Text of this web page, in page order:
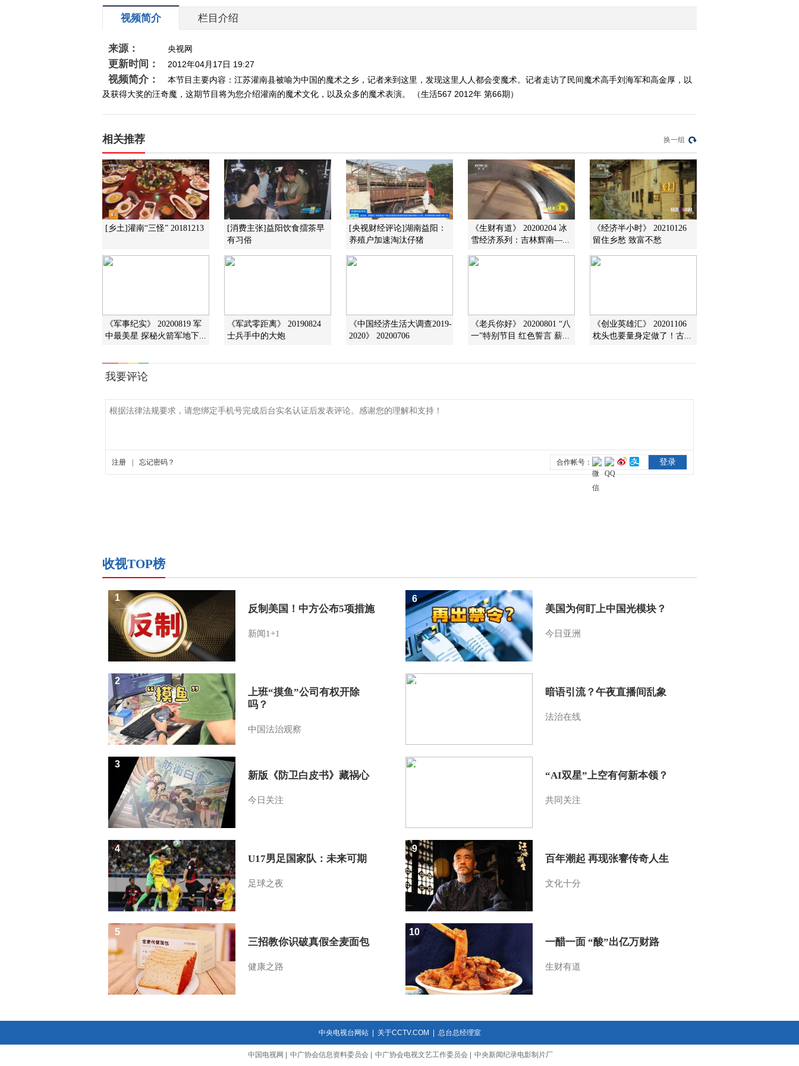
2016-04-05 20:19:14
[美丽中国乡村行]美丽乡
2015-02-28 21:55:58
[美丽中国乡村行]美丽乡
村过大年 走进江西丫山
(20150227)
2015-02-27 21:08:59
量
国际禁毒日系列节目 山
林里的毒源
2010-06-15 08:22:30
视频简介 栏目介绍
来源： 央视网
更新时间： 2012年04月17日 19:27
视频简介：
本节目主要内容：江苏灌南县被喻为中国的魔术之乡，记者来到这里，发现这里人人都会变魔术。记者走访了民间魔术高手刘海军和高金厚，以
及获得大奖的汪奇魔，这期节目将为您介绍灌南的魔术文化，以及众多的魔术表演。 （生活567 2012年 第66期）
相关推荐 换一组
[乡土]灌南“三怪” 20181213
[消费主张]益阳饮食擂茶早
有习俗
[央视财经评论]湖南益阳：
养殖户加速淘汰仔猪
《生财有道》 20200204 冰
雪经济系列：吉林辉南—...
《经济半小时》 20210126
留住乡愁 致富不愁
《军事纪实》 20200819 军
中最美星 探秘火箭军地下...
《军武零距离》 20190824
士兵手中的大炮
《中国经济生活大调查2019-
2020》 20200706
《老兵你好》 20200801 “八
一”特别节目 红色誓言 薪...
《创业英雄汇》 20201106
枕头也要量身定做了！古...
收视TOP榜
反制美国！中方公布5项措施
新闻1+1
1
上班“摸鱼”公司有权开除
吗？
中国法治观察
2
新版《防卫白皮书》藏祸心
今日关注
3
U17男足国家队：未来可期
足球之夜
4
三招教你识破真假全麦面包
健康之路
5
美国为何盯上中国光模块？
今日亚洲
6
暗语引流？午夜直播间乱象
法治在线
7
“AI双星”上空有何新本领？
共同关注
8
百年潮起 再现张謇传奇人生
文化十分
9
一醋一面 “酸”出亿万财路
生财有道
10
中央电视台网站| 关于CCTV.COM 总台总经理室
中国电视网 中广协会信息资料委员会 中广协会电视文艺工作委员会 中央新闻纪录电影制片厂